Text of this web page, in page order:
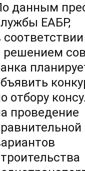
данным
ЕАБР,
соответствии
решением
отбору
проведение